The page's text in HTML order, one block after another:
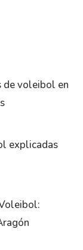
de voleibol en
explicadas